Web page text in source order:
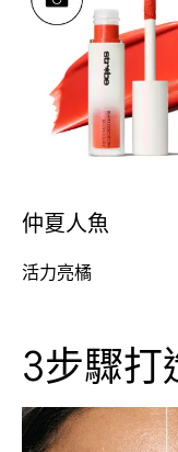
仲夏人魚
活力亮橘
3步驟打